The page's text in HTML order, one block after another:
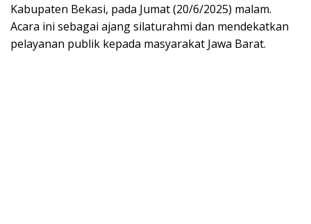
Kabupaten Bekasi, pada Jumat (20/6/2025) malam.
Acara ini sebagai ajang silaturahmi dan mendekatkan
pelayanan publik kepada masyarakat Jawa Barat.